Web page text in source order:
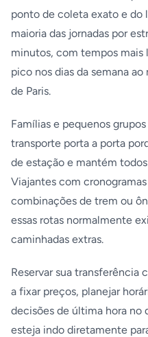
ponto de coleta exato e do
maioria das jornadas por
minutos, com tempos mais
pico nos dias da semana
de Paris.
Famílias e pequenos
transporte porta a porta
de estação e mantém
Viajantes com
combinações de trem ou
essas rotas normalmente
caminhadas extras.
Reservar sua transferência
a fixar preços, planejar
decisões de última hora no
esteja indo diretamente